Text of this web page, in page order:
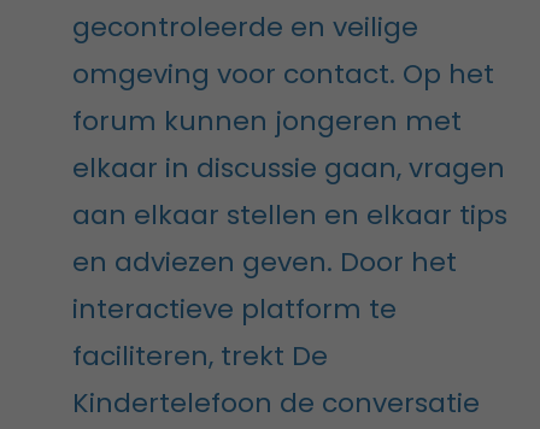
gecontroleerde en veilige
omgeving voor contact. Op het
forum kunnen jongeren met
elkaar in discussie gaan, vragen
aan elkaar stellen en elkaar tips
en adviezen geven. Door het
interactieve platform te
faciliteren, trekt De
Kindertelefoon de conversatie